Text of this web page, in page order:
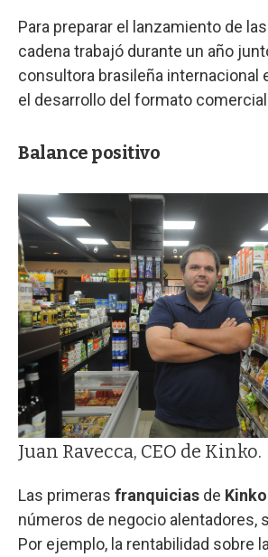
Para preparar el lanzamiento de
cadena trabajó durante un año
consultora brasileña internacional
el desarrollo del formato
Balance positivo
Juan Ravecca, CEO de Kinko.
Las primeras franquicias de Kinko
números de negocio alentadores,
Por ejemplo, la rentabilidad sobre